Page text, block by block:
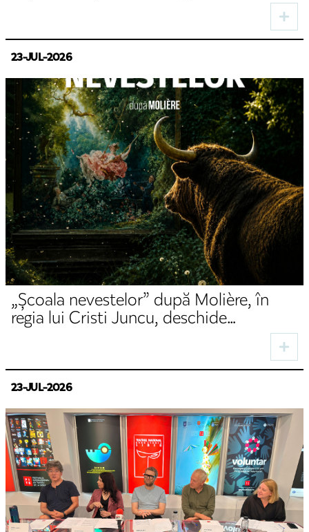
23-JUL-2026
„Școala nevestelor” după Molière, în
regia lui Cristi Juncu, deschide
23-JUL-2026